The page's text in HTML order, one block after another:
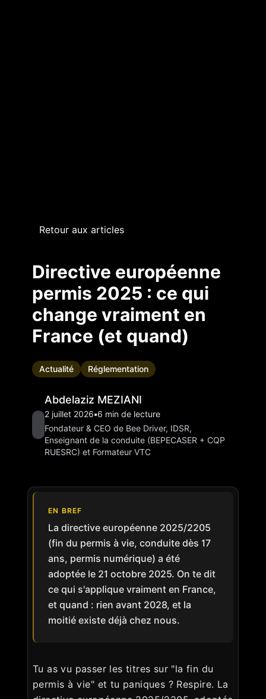
Retour aux articles
Directive européenne
permis 2025 : ce qui
change vraiment en
France (et quand)
Actualité Réglementation
Abdelaziz MEZIANI
2 juillet 2026•6 min de lecture
Fondateur & CEO de Bee Driver, IDSR,
Enseignant de la conduite (BEPECASER + CQP
RUESRC) et Formateur VTC
EN BREF
La directive européenne 2025/2205
(fin du permis à vie, conduite dès 17
ans, permis numérique) a été
adoptée le 21 octobre 2025. On te dit
ce qui s'applique vraiment en France,
et quand : rien avant 2028, et la
moitié existe déjà chez nous.
Tu as vu passer les titres sur "la fin du
permis à vie" et tu paniques ? Respire. La